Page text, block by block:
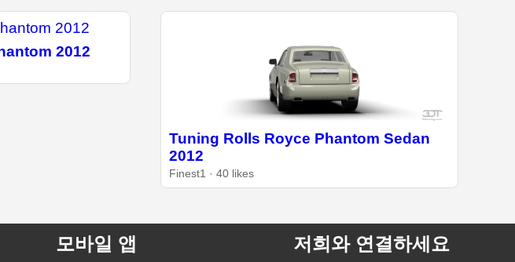
2012
Tuning Rolls Royce Phantom Sedan
2012
Finest1 · 40 likes
모바일 앱 저희와 연결하세요